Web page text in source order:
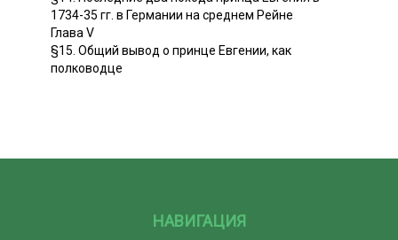
1734-35 гг. в Германии на среднем Рейне
Глава V
§15. Общий вывод о принце Евгении, как
полководце
НАВИГАЦИЯ